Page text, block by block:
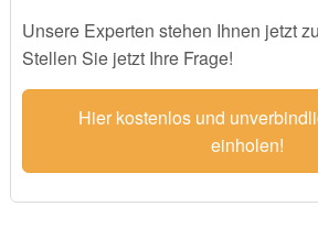
Unsere Experten stehen Ihnen jetzt
Stellen Sie jetzt Ihre Frage!
Hier kostenlos und
einholen!